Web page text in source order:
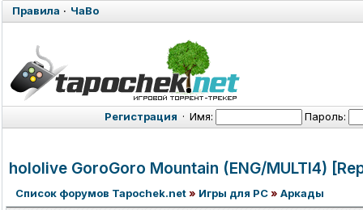
Правила · ЧаВо
Регистрация · Имя: Пароль:
hololive GoroGoro Mountain (ENG/MULTI4)
Список форумов Tapochek.net» Игры для PC» Аркады